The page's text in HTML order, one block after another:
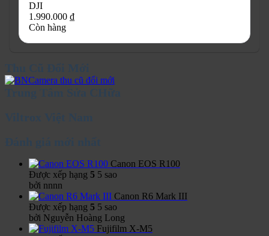
DJI
1.990.000 ₫
Còn hàng
Canon EOS R100
Được xếp hạng 5 5 sao
bởi nnnn
Canon R6 Mark III
Được xếp hạng 5 5 sao
bởi Nguyễn Hoàng Long
Fujifilm X-M5